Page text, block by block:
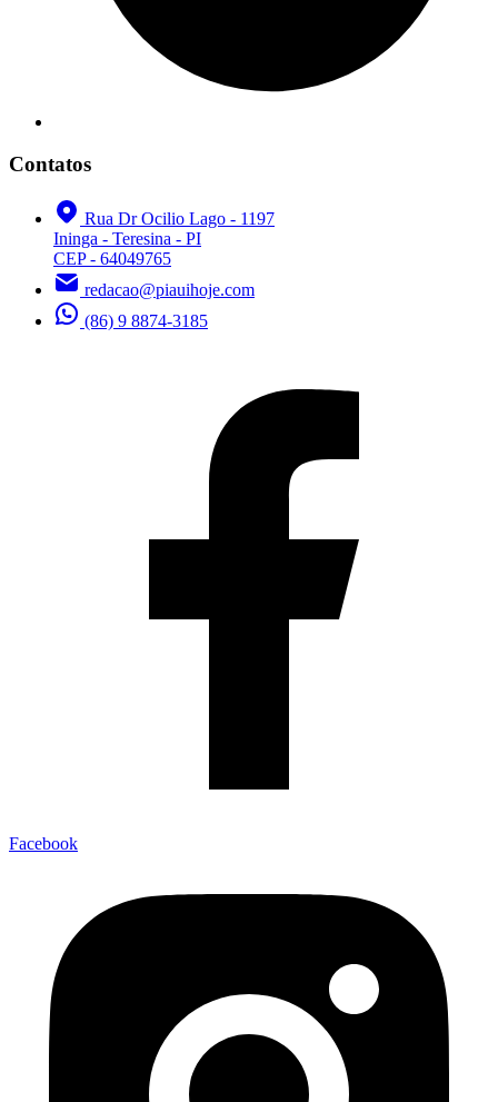
Contatos
Rua Dr Ocilio Lago - 1197
Ininga - Teresina - PI
CEP - 64049765
redacao@piauihoje.com
(86) 9 8874-3185
Facebook